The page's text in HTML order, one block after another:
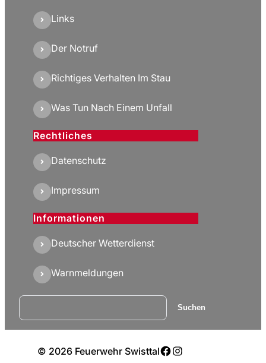
Links
Der Notruf
Richtiges Verhalten Im Stau
Was Tun Nach Einem Unfall
Rechtliches
Datenschutz
Impressum
Informationen
Deutscher Wetterdienst
Warnmeldungen
Suchen Suchen
© 2026 Feuerwehr SwisttalFacebook
Instagram